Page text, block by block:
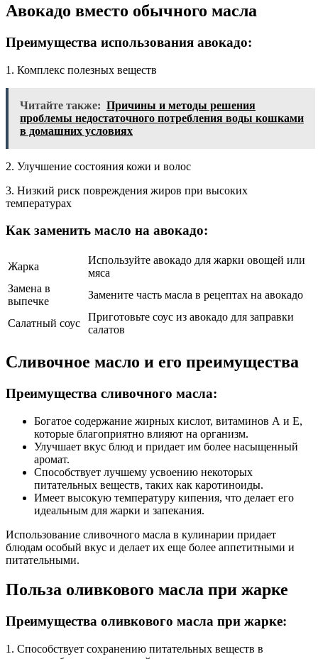
Авокадо вместо обычного масла
Преимущества использования авокадо:
1. Комплекс полезных веществ
Читайте также: Причины и методы решения
проблемы недостаточного потребления воды кошками
в домашних условиях
2. Улучшение состояния кожи и волос
3. Низкий риск повреждения жиров при высоких
температурах
Как заменить масло на авокадо:
Жарка
Используйте авокадо для жарки овощей или
мяса
Замена в
выпечке
Замените часть масла в рецептах на авокадо
Салатный соус
Приготовьте соус из авокадо для заправки
салатов
Сливочное масло и его преимущества
Преимущества сливочного масла:
Богатое содержание жирных кислот, витаминов А и E,
которые благоприятно влияют на организм.
Улучшает вкус блюд и придает им более насыщенный
аромат.
Способствует лучшему усвоению некоторых
питательных веществ, таких как каротиноиды.
Имеет высокую температуру кипения, что делает его
идеальным для жарки и запекания.
Использование сливочного масла в кулинарии придает
блюдам особый вкус и делает их еще более аппетитными и
питательными.
Польза оливкового масла при жарке
Преимущества оливкового масла при жарке:
1. Способствует сохранению питательных веществ в